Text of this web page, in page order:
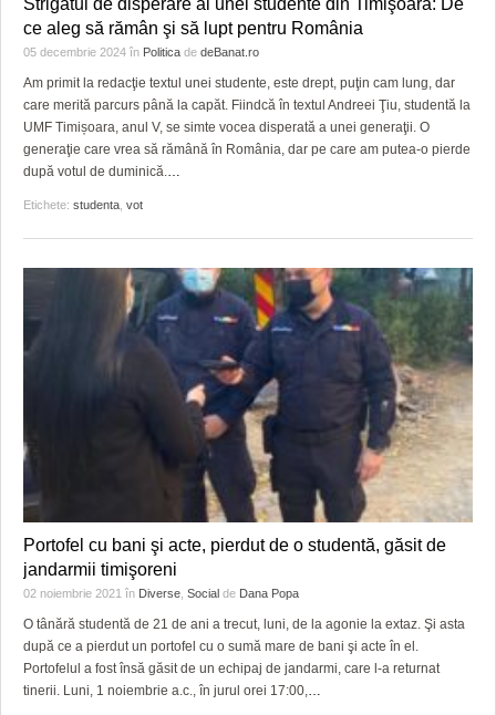
GRĂDINA TAICII DOMNULUI
ZIARISTU’ DE TERASĂ
CU OIŞTEA-N KIERKEGAARD
FINANŢĂRI DE LA A LA Z
CRONICĂ DE FILM
UNDE MERGEM
FILME DOCUMENTARE
CLIPURI VIDEO
ACCIDENTE
ANUNŢURI
INFO SI UTILE
CULTURA
FILME DOCUMENTARE
CLIPURI VIDEO
FARMACII DIN TIMIŞOARA
LICEE, ŞCOLI ŞI GRĂDINIŢE DIN TIMIŞ
PRIMĂRIILE DIN TIMIŞ
SFATUL MEDICULUI
SFATURI JURIDICE
Strigătul de disperare al unei studente din Timişoara: De
ce aleg să rămân şi să lupt pentru România
05 decembrie 2024 în Politica de deBanat.ro
Am primit la redacţie textul unei studente, este drept, puţin cam lung, dar
care merită parcurs până la capăt. Fiindcă în textul Andreei Ţiu, studentă la
UMF Timișoara, anul V, se simte vocea disperată a unei generaţii. O
generaţie care vrea să rămână în România, dar pe care am putea-o pierde
după votul de duminică.…
Etichete: studenta vot
Portofel cu bani şi acte, pierdut de o studentă, găsit de
jandarmii timişoreni
02 noiembrie 2021 în Diverse Social de Dana Popa
O tânără studentă de 21 de ani a trecut, luni, de la agonie la extaz. Şi asta
după ce a pierdut un portofel cu o sumă mare de bani şi acte în el.
Portofelul a fost însă găsit de un echipaj de jandarmi, care l-a returnat
tinerii. Luni, 1 noiembrie a.c., în jurul orei 17:00,